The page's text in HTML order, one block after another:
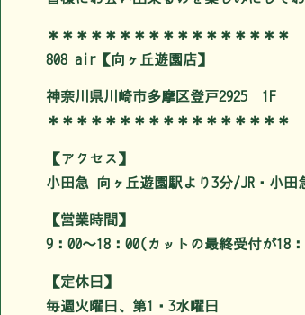
＊＊＊＊＊＊＊＊＊＊＊＊＊＊＊＊＊
808 air【向ヶ丘遊園店】
神奈川県川崎市多摩区登戸2925 1F
＊＊＊＊＊＊＊＊＊＊＊＊＊＊＊＊＊
【アクセス】
小田急 向ヶ丘遊園駅より3分/JR・小田
【営業時間】
9：00～18：00(カットの最終受付が18
【定休日】
毎週火曜日、第1・3水曜日